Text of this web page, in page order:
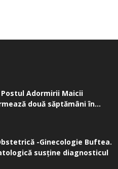
Adormirii Maicii
două săptămâni în...
-Ginecologie Buftea.
susţine diagnosticul